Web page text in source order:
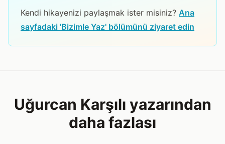
Kendi hikayenizi paylaşmak ister misiniz? Ana
sayfadaki 'Bizimle Yaz' bölümünü ziyaret edin
Uğurcan Karşılı yazarından
daha fazlası